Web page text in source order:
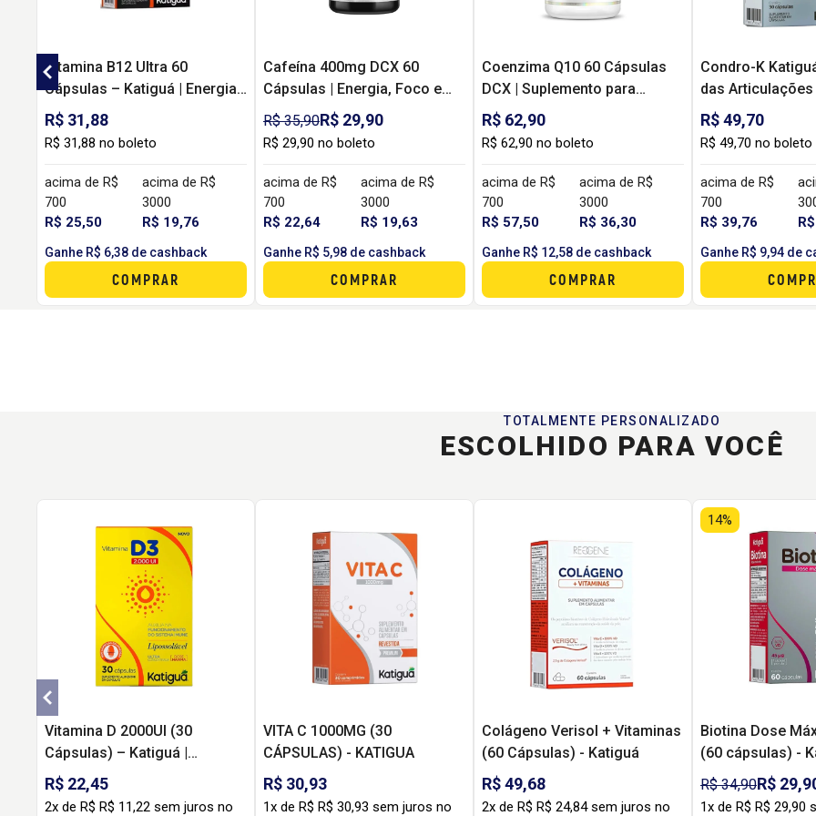
Vitamina B12 Ultra 60
Cápsulas – Katiguá | Energia,
Memória e Bem-Estar
R$ 31,88
R$ 31,88 no boleto
acima de R$
700
R$ 25,50
acima de R$
3000
R$ 19,76
Ganhe R$ 6,38 de cashback
COMPRAR
Cafeína 400mg DCX 60
Cápsulas | Energia, Foco e
Disposição para Treinos e
Rotina
R$ 35,90R$ 29,90
R$ 29,90 no boleto
acima de R$
700
R$ 22,64
acima de R$
3000
R$ 19,63
Ganhe R$ 5,98 de cashback
COMPRAR
Coenzima Q10 60 Cápsulas
DCX | Suplemento para
Vitalidade, Energia e Ação
Antioxidante
R$ 62,90
R$ 62,90 no boleto
acima de R$
700
R$ 57,50
acima de R$
3000
R$ 36,30
Ganhe R$ 12,58 de cashback
COMPRAR
Condro-K
das
Colágeno Tipo II
– 30 Cápsulas
R$ 49,70
R$ 49,70 no boleto
acima de R$
700
R$ 39,76
Ganhe R$ 9,94 de
TOTALMENTE PERSONALIZADO
ESCOLHIDO PARA VOCÊ
Vitamina D 2000UI (30
Cápsulas) – Katiguá |
Imunidade e Saúde Óssea em
Alta Dose
R$ 22,45
2x de R$ R$ 11,22 sem juros no
VITA C 1000MG (30
CÁPSULAS) - KATIGUA
R$ 30,93
1x de R$ R$ 30,93 sem juros no
Colágeno Verisol + Vitaminas
(60 Cápsulas) - Katiguá
R$ 49,68
2x de R$ R$ 24,84 sem juros no
Biotina Dose
(60 cápsulas) -
R$ 34,90R$
14%
1x de R$ R$ 29,90